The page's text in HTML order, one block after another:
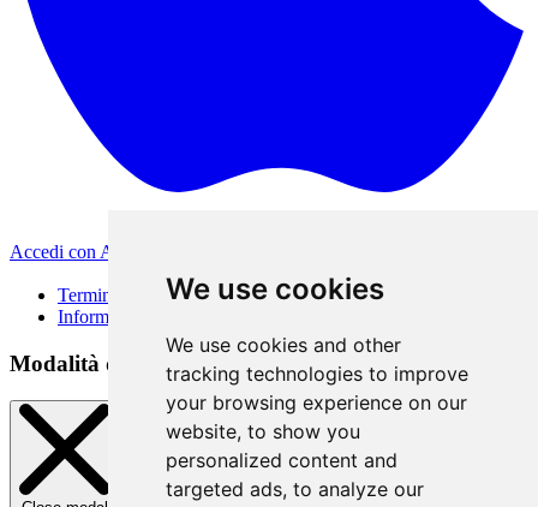
We use cookies
We use cookies and other
tracking technologies to improve
your browsing experience on our
website, to show you
personalized content and
targeted ads, to analyze our
Accedi con Apple
Termini di Utilizzo
Informativa sulla privacy
Modalità di accesso